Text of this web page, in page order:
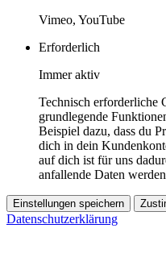
Vimeo, YouTube
Erforderlich
Immer aktiv
Technisch erforderliche
grundlegende
Beispiel dazu, dass du
dich in dein
auf dich ist für uns
anfallende Daten
Einstellungen speichern
Datenschutzerklärung